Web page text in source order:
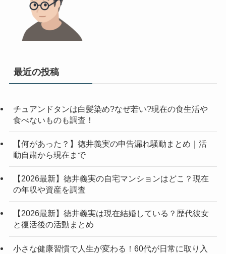
最近の投稿
チュアンドタンは白髪染め?なぜ若い?現在の食生活や
食べないものも調査！
【何があった？】徳井義実の申告漏れ騒動まとめ｜活
動自粛から現在まで
【2026最新】徳井義実の自宅マンションはどこ？現在
の年収や資産を調査
【2026最新】徳井義実は現在結婚している？歴代彼女
と復活後の活動まとめ
小さな健康習慣で人生が変わる！60代が日常に取り入